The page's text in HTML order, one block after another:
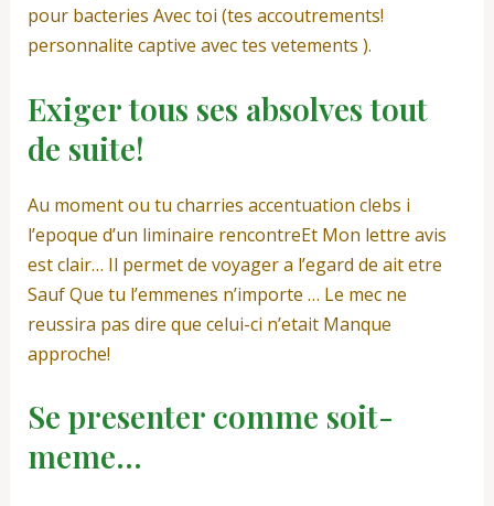
pour bacteries Avec toi (tes accoutrements!
personnalite captive avec tes vetements ).
Exiger tous ses absolves tout
de suite!
Au moment ou tu charries accentuation clebs i
l’epoque d’un liminaire rencontreEt Mon lettre avis
est clair… Il permet de voyager a l’egard de ait etre
Sauf Que tu l’emmenes n’importe … Le mec ne
reussira pas dire que celui-ci n’etait Manque
approche!
Se presenter comme soit-
meme…